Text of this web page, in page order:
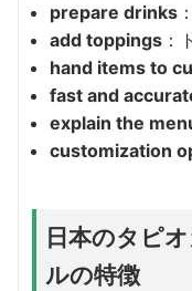
prepare drinks
add toppings ：
hand items to
fast and
explain the
customization
日本のタピ
ルの特徴